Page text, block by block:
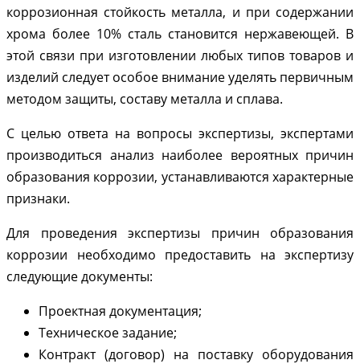
коррозионная стойкость металла, и при содержании
хрома более 10% сталь становится нержавеющей. В
этой связи при изготовлении любых типов товаров и
изделий следует особое внимание уделять первичным
методом защиты, составу металла и сплава.
С целью ответа на вопросы экспертизы, экспертами
производиться анализ наиболее вероятных причин
образования коррозии, устанавливаются характерные
признаки.
Для проведения экспертизы причин образования
коррозии необходимо предоставить на экспертизу
следующие документы:
Проектная документация;
Техническое задание;
Контракт (договор) на поставку оборудования